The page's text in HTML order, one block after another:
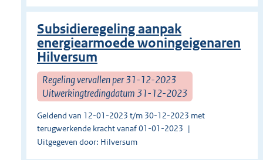
Subsidieregeling aanpak
energiearmoede woningeigenaren
Hilversum
Regeling vervallen per 31-12-2023
Uitwerkingtredingdatum 31-12-2023
Geldend van 12-01-2023 t/m 30-12-2023 met
terugwerkende kracht vanaf 01-01-2023
Uitgegeven door: Hilversum